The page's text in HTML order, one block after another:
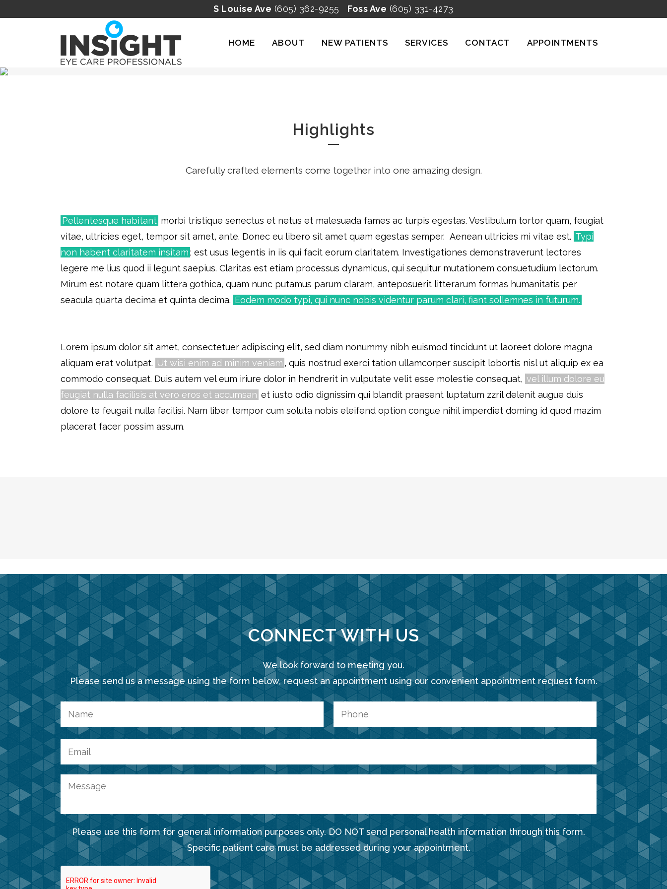
S Louise Ave (605) 362-9255 Foss Ave (605) 331-4273
HOME ABOUT NEW PATIENTS SERVICES CONTACT APPOINTMENTS
Highlights
Carefully crafted elements come together into one amazing design.
Pellentesque habitant morbi tristique senectus et netus et malesuada fames ac turpis egestas. Vestibulum tortor quam, feugiat
vitae, ultricies eget, tempor sit amet, ante. Donec eu libero sit amet quam egestas semper. Aenean ultricies mi vitae est. Typi
non habent claritatem insitam; est usus legentis in iis qui facit eorum claritatem. Investigationes demonstraverunt lectores
legere me lius quod ii legunt saepius. Claritas est etiam processus dynamicus, qui sequitur mutationem consuetudium lectorum.
Mirum est notare quam littera gothica, quam nunc putamus parum claram, anteposuerit litterarum formas humanitatis per
seacula quarta decima et quinta decima. Eodem modo typi, qui nunc nobis videntur parum clari, fiant sollemnes in futurum.
Lorem ipsum dolor sit amet, consectetuer adipiscing elit, sed diam nonummy nibh euismod tincidunt ut laoreet dolore magna
aliquam erat volutpat. Ut wisi enim ad minim veniam , quis nostrud exerci tation ullamcorper suscipit lobortis nisl ut aliquip ex ea
commodo consequat. Duis autem vel eum iriure dolor in hendrerit in vulputate velit esse molestie consequat, vel illum dolore eu
feugiat nulla facilisis at vero eros et accumsan et iusto odio dignissim qui blandit praesent luptatum zzril delenit augue duis
dolore te feugait nulla facilisi. Nam liber tempor cum soluta nobis eleifend option congue nihil imperdiet doming id quod mazim
placerat facer possim assum.
CONNECT WITH US
We look forward to meeting you.
Please send us a message using the form below, request an appointment using our convenient appointment request form.
Please use this form for general information purposes only. DO NOT send personal health information through this form.
Specific patient care must be addressed during your appointment.